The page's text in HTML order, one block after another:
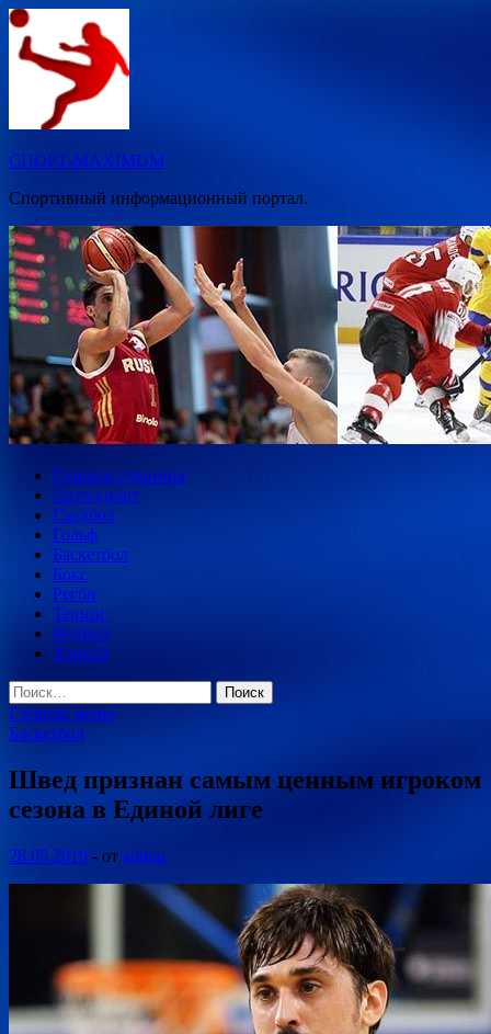
Перейти
содержимому
СПОРТ-MAXIMUM
Спортивный информационный портал.
Главная страница
Авто-спорт
Гандбол
Гольф
Баскетбол
Бокс
Регби
Теннис
Футбол
Хоккей
Найти:
Главное меню
Баскетбол
Швед признан самым ценным игроком
сезона в Единой лиге
28.05.2019 - от admin